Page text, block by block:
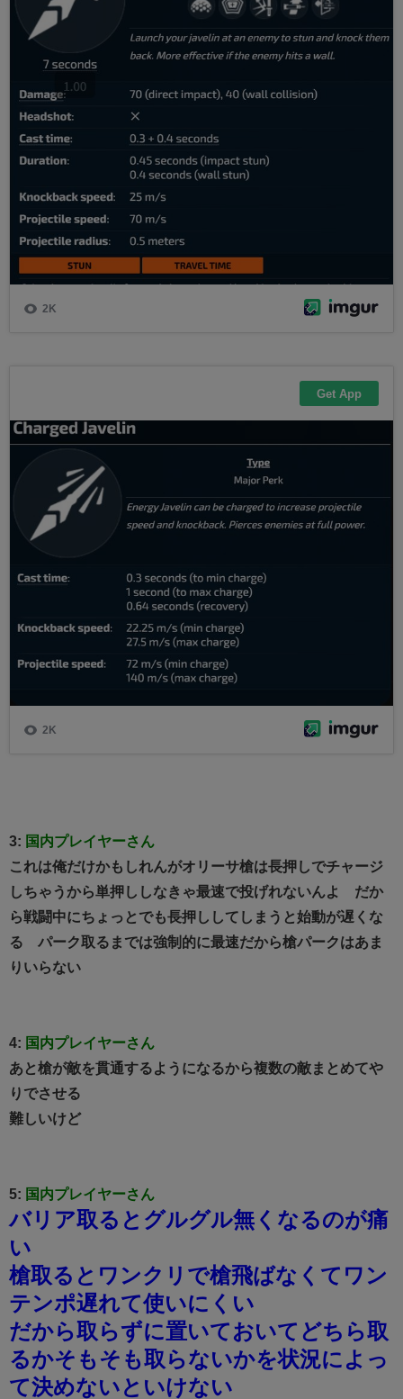
3: 国内プレイヤーさん
これは俺だけかもしれんがオリーサ槍は長押しでチャージ
しちゃうから単押ししなきゃ最速で投げれないんよ だか
ら戦闘中にちょっとでも長押ししてしまうと始動が遅くな
る パーク取るまでは強制的に最速だから槍パークはあま
りいらない
4: 国内プレイヤーさん
あと槍が敵を貫通するようになるから複数の敵まとめてや
りでさせる
難しいけど
5: 国内プレイヤーさん
バリア取るとグルグル無くなるのが痛
い
槍取るとワンクリで槍飛ばなくてワン
テンポ遅れて使いにくい
だから取らずに置いておいてどちら取
るかそもそも取らないかを状況によっ
て決めないといけない